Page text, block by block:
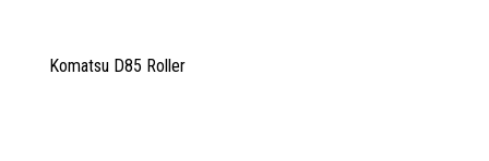
Komatsu D85 Roller